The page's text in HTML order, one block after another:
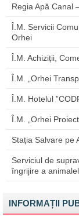
Regia Apă Canal
Î.M. Servicii
Orhei
Î.M. Achiziții,
Î.M. „Orhei
Î.M. Hotelul
Î.M. „Orhei
Stația Salvare pe
Serviciul de
îngrijire a
INFORMAȚII